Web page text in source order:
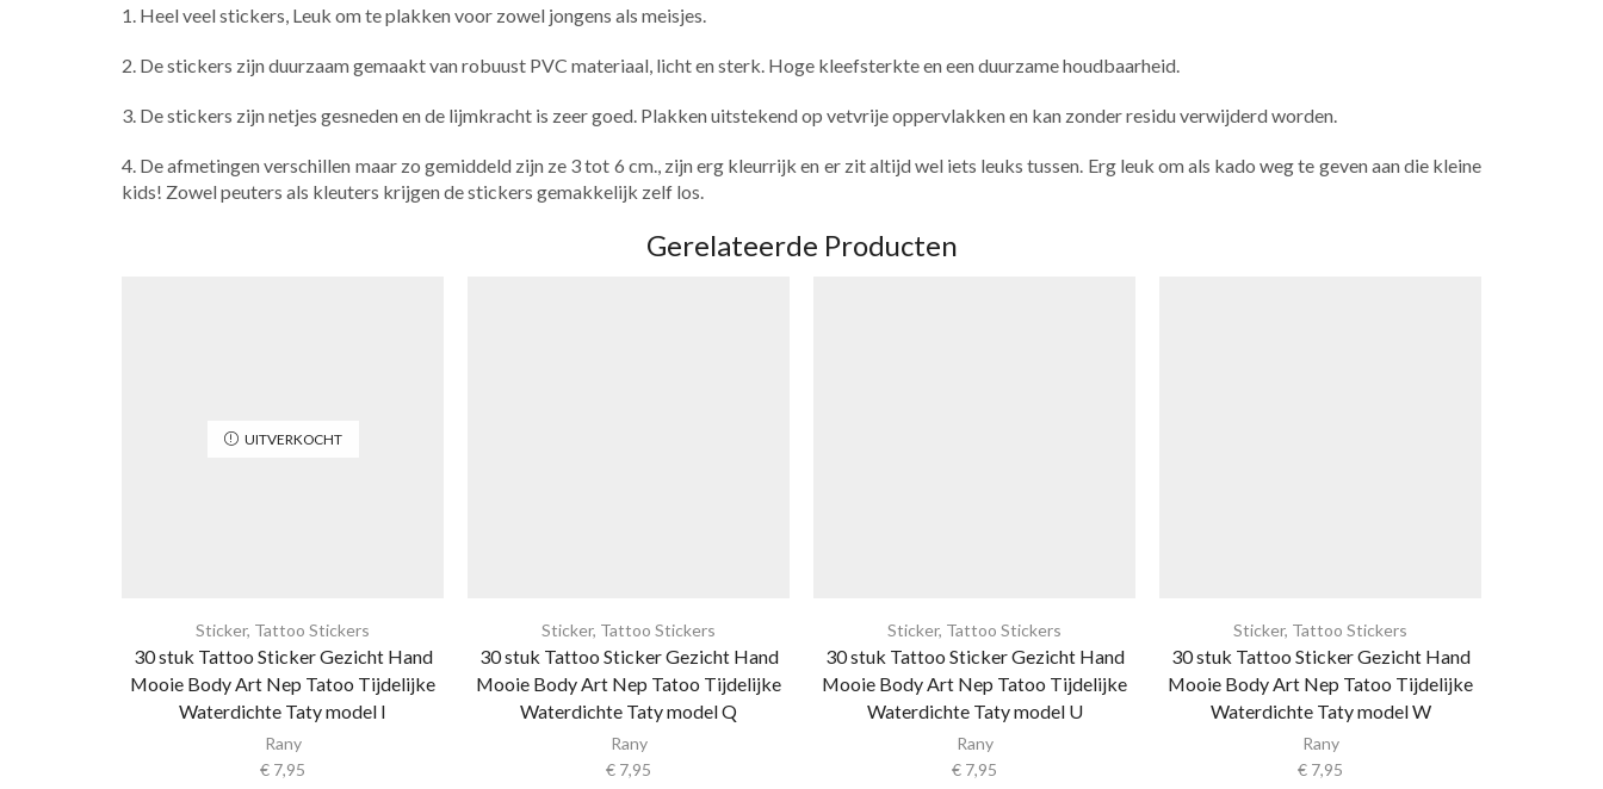
1. Heel veel stickers, Leuk om te plakken voor zowel jongens als meisjes.
2. De stickers zijn duurzaam gemaakt van robuust PVC materiaal, licht en sterk. Hoge kleefsterkte en een duurzame houdbaarheid.
3. De stickers zijn netjes gesneden en de lijmkracht is zeer goed. Plakken uitstekend op vetvrije oppervlakken en kan zonder residu verwijderd worden.
4. De afmetingen verschillen maar zo gemiddeld zijn ze 3 tot 6 cm., zijn erg kleurrijk en er zit altijd wel iets leuks tussen. Erg leuk om als kado weg te geven aan die kleine
kids! Zowel peuters als kleuters krijgen de stickers gemakkelijk zelf los.
Gerelateerde Producten
UITVERKOCHT
Sticker, Tattoo Stickers
30 stuk Tattoo Sticker Gezicht Hand
Mooie Body Art Nep Tatoo Tijdelijke
Waterdichte Taty model I
Rany
€ 7,95
Sticker, Tattoo Stickers
30 stuk Tattoo Sticker Gezicht Hand
Mooie Body Art Nep Tatoo Tijdelijke
Waterdichte Taty model Q
Rany
€ 7,95
Sticker, Tattoo Stickers
30 stuk Tattoo Sticker Gezicht Hand
Mooie Body Art Nep Tatoo Tijdelijke
Waterdichte Taty model U
Rany
€ 7,95
Sticker, Tattoo Stickers
30 stuk Tattoo Sticker Gezicht Hand
Mooie Body Art Nep Tatoo Tijdelijke
Waterdichte Taty model W
Rany
€ 7,95